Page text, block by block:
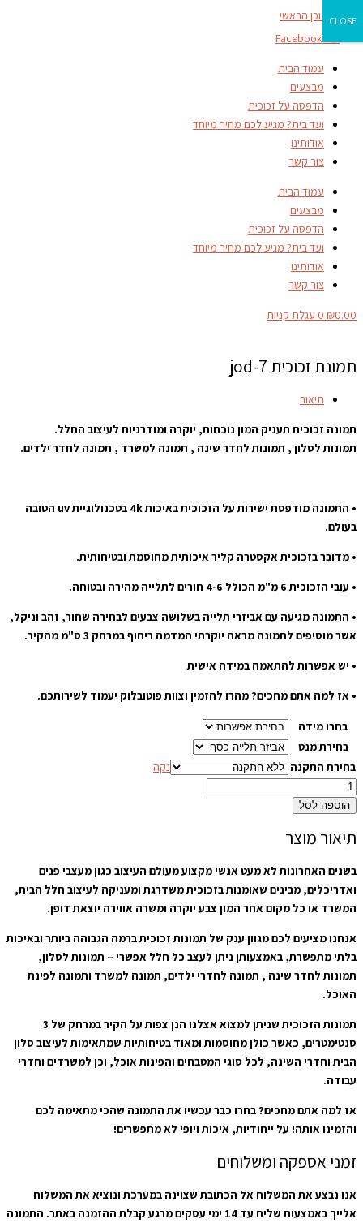
דילוג לתוכן הראשי
Facebook-f
עמוד הבית
מבצעים
הדפסה על זכוכית
ועד בית? מגיע לכם מחיר מיוחד
אודותינו
צור קשר
עמוד הבית
מבצעים
הדפסה על זכוכית
ועד בית? מגיע לכם מחיר מיוחד
אודותינו
צור קשר
₪0.00
0 עגלת קניות
תמונת זכוכית jod-7
תיאור
תמונה זכוכית תעניק המון נוכחות, יוקרה ומודרניות לעיצוב החלל.
תמונות לסלון , תמונות לחדר שינה , תמונה למשרד , תמונה לחדר ילדים.
• התמונה מודפסת ישירות על הזכוכית באיכות 4k בטכנולוגיית uv הטובה
בעולם.
• מדובר בזכוכית אקסטרה קליר איכותית מחוסמת ובטיחותית.
• עובי הזכוכית 6 מ"מ הכולל 4-6 חורים לתלייה מהירה ובטוחה.
• התמונה מגיעה עם אביזרי תלייה בשלושה צבעים לבחירה שחור, זהב וניקל,
אשר מוסיפים לתמונה מראה יוקרתי המדמה ריחוף במרחק 3 ס"מ מהקיר.
• יש אפשרות להתאמה במידה אישית
• אז למה אתם מחכים? מהרו להזמין וצוות פוטובלוק יעמוד לשירותכם.
בחרו מידה
בחירת מנט
בחירת התקנה
נקה
הוספה לסל
תיאור מוצר
בשנים האחרונות לא מעט אנשי מקצוע מעולם העיצוב כגון מעצבי פנים
ואדריכלים, מבינים שאומנות בזכוכית משדרגת ומעניקה לעיצוב חלל הבית,
המשרד או כל מקום אחר המון צבע יוקרה ומשרה אווירה יוצאת דופן.
אנחנו מציעים לכם מגוון ענק של תמונות זכוכית ברמה הגבוהה ביותר ובאיכות
בלתי מתפשרת, באמצעותן ניתן לעצב כל חלל אפשרי – תמונות לסלון,
תמונות לחדר שינה , תמונה לחדרי ילדים, תמונה למשרד ותמונה לפינת
האוכל.
תמונות הזכוכית שניתן למצוא אצלנו הנן צפות על הקיר במרחק של 3
סנטימטרים, כאשר כולן מחוסמות ומאוד בטיחותיות שמתאימות לעיצוב סלון
הבית וחדרי השינה, לכל סוגי המטבחים והפינות אוכל, וכן למשרדים וחדרי
עבודה.
אז למה אתם מחכים? בחרו כבר עכשיו את התמונה שהכי מתאימה לכם
והזמינו אותה! על ייחודיות, איכות ויופי לא מתפשרים!
זמני אספקה ומשלוחים
אנו נבצע את המשלוח אל הכתובת שצוינה במערכת ונוציא את המשלוח
אלייך באמצעות שליח עד 14 ימי עסקים מרגע קבלת ההזמנה באתר. התמונה
CLOSE